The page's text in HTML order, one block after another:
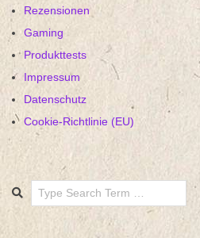
Rezensionen
Gaming
Produkttests
Impressum
Datenschutz
Cookie-Richtlinie (EU)
Search